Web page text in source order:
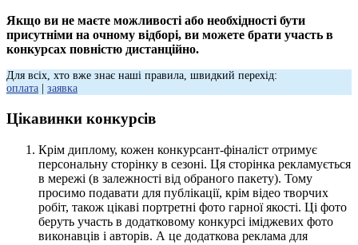
Якщо ви не маєте можливості або необхідності бути
присутніми на очному відборі, ви можете брати участь в
конкурсах повністю дистанційно.
Для всіх, хто вже знає наші правила, швидкий перехід:
оплата
заявка
Цікавинки конкурсів
Крім диплому, кожен конкурсант-фіналіст отримує
персональну сторінку в сезоні. Ця сторінка рекламується
в мережі (в залежності від обраного пакету). Тому
просимо подавати для публікації, крім відео творчих
робіт, також цікаві портретні фото гарної якості. Ці фото
беруть участь в додатковому конкурсі іміджевих фото
виконавців і авторів. А це додаткова реклама для